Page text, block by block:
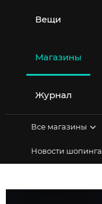
содержимому
Вещи
Магазины
Журнал
Все магазины
Новости шопинга